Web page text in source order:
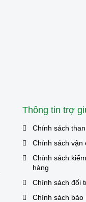
Thông tin trợ
Chính sách
Chính sách vận
Chính sách
hàng
Chính sách đổi
Chính sách bảo